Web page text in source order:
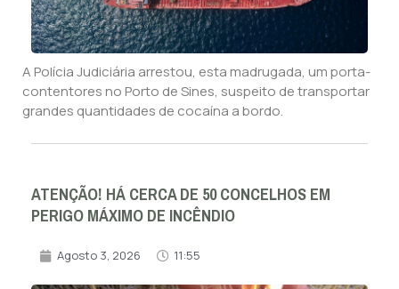
A Polícia Judiciária arrestou, esta madrugada, um porta-
contentores no Porto de Sines, suspeito de transportar
grandes quantidades de cocaína a bordo.
ATENÇÃO! HÁ CERCA DE 50 CONCELHOS EM
PERIGO MÁXIMO DE INCÊNDIO
Agosto 3, 2026 11:55